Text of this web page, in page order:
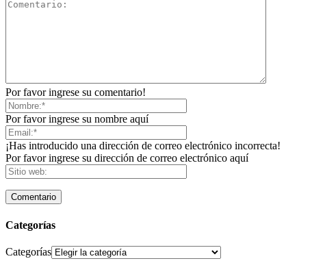
Por favor ingrese su comentario!
Por favor ingrese su nombre aquí
¡Has introducido una dirección de correo electrónico incorrecta!
Por favor ingrese su dirección de correo electrónico aquí
Categorías
Categorías